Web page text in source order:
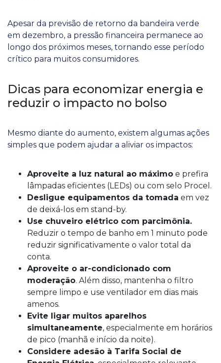
Apesar da previsão de retorno da bandeira verde
em dezembro, a pressão financeira permanece ao
longo dos próximos meses, tornando esse período
crítico para muitos consumidores.
Dicas para economizar energia e
reduzir o impacto no bolso
Mesmo diante do aumento, existem algumas ações
simples que podem ajudar a aliviar os impactos:
Aproveite a luz natural ao máximo e prefira
lâmpadas eficientes (LEDs) ou com selo Procel.
Desligue equipamentos da tomada em vez
de deixá-los em stand-by.
Use chuveiro elétrico com parcimônia.
Reduzir o tempo de banho em 1 minuto pode
reduzir significativamente o valor total da
conta.
Aproveite o ar-condicionado com
moderação. Além disso, mantenha o filtro
sempre limpo e use ventilador em dias mais
amenos.
Evite ligar muitos aparelhos
simultaneamente, especialmente em horários
de pico (manhã e início da noite).
Considere adesão à Tarifa Social de